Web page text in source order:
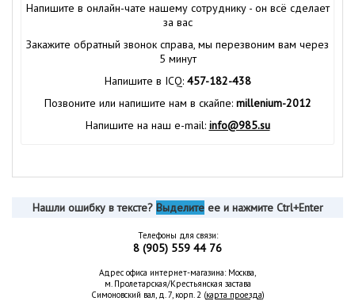
Напишите в онлайн-чате нашему сотруднику - он всё сделает
за вас
Закажите обратный звонок справа, мы перезвоним вам через
5 минут
Напишите в ICQ: 457-182-438
Позвоните или напишите нам в скайпе: millenium-2012
Напишите на наш e-mail: info@985.su
Нашли ошибку в тексте? Выделитеее и нажмите Ctrl+Enter
Телефоны для связи:
8 (905) 559 44 76
Адрес офиса интернет-магазина: Москва,
м. Пролетарская/Крестьянская застава
Симоновский вал, д. 7, корп. 2 (карта проезда)